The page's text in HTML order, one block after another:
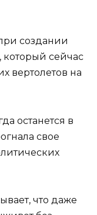
создании
сейчас
вертолетов на
останется в
свое
что даже